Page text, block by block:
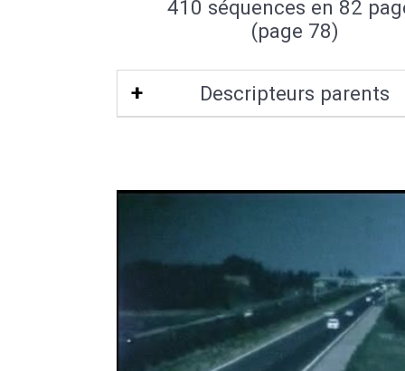
410 séquences en 82
(page 78)
Descripteurs parents